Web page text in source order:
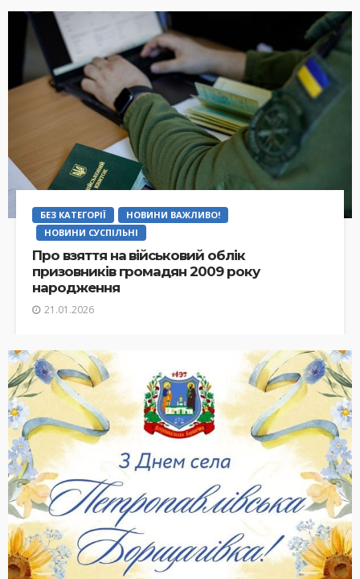
БЕЗ КАТЕГОРІЇ
НОВИНИ ВАЖЛИВО!
НОВИНИ СУСПІЛЬНІ
Про взяття на військовий облік
призовників громадян 2009 року
народження
21.01.2026